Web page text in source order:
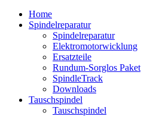
Home
Spindelreparatur
Spindelreparatur
Elektromotorwicklung
Ersatzteile
Rundum-Sorglos Paket
SpindleTrack
Downloads
Tauschspindel
Tauschspindel